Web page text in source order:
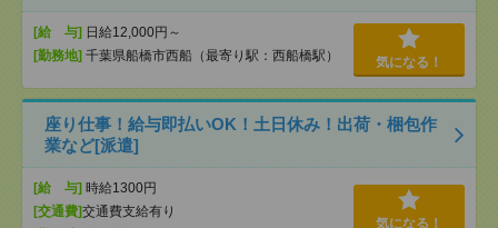
[給 与] 日給12,000円～
[勤務地] 千葉県船橋市西船（最寄り駅：西船橋駅） 気になる！
座り仕事！給与即払いOK！土日休み！出荷・梱包作
業など[派遣]
[給 与] 時給1300円
[交通費]交通費支給有り
気になる！